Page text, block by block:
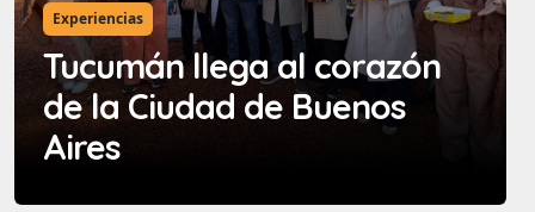
Experiencias
Tucumán llega al corazón
de la Ciudad de Buenos
Aires